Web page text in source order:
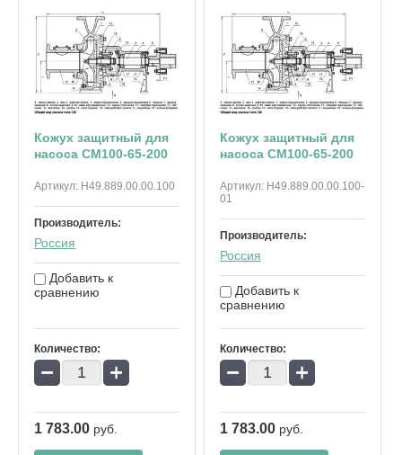
Кожух защитный для
насоса СМ100-65-200
Артикул: Н49.889.00.00.100
Производитель:
Россия
Добавить к
сравнению
Количество:
− +
1 783.00 руб.
Кожух защитный для
насоса СМ100-65-200
Артикул:Н49.889.00.00.100-
01
Производитель:
Россия
Добавить к
сравнению
Количество:
− +
1 783.00 руб.